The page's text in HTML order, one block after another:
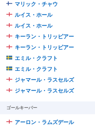
マリック・チャウ
ルイス・ホール
ルイス・ホール
キーラン・トリッピアー
キーラン・トリッピアー
エミル・クラフト
エミル・クラフト
ジャマール・ラスセルズ
ジャマール・ラスセルズ
ゴールキーパー
アーロン・ラムズデール